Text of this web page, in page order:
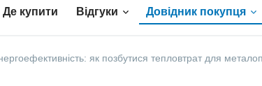
Де купити Відгуки Довідник покупця
як позбутися тепловтрат для